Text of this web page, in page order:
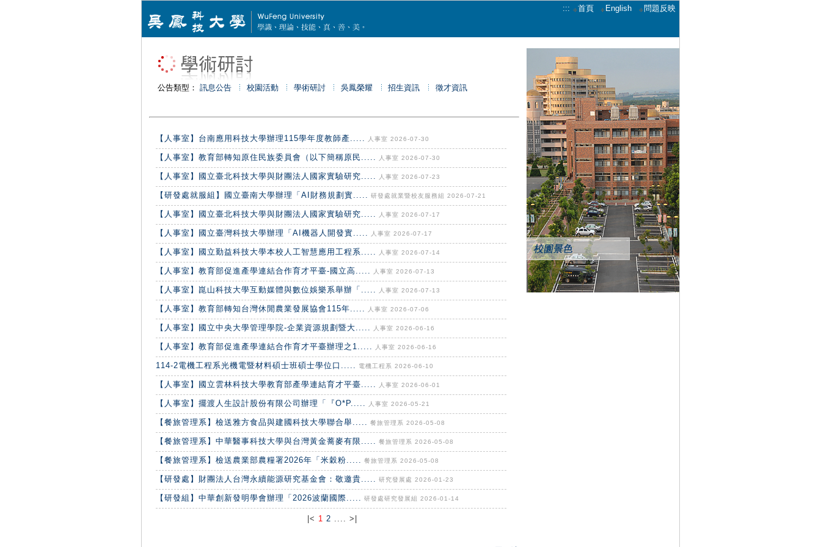
::: 首頁 English 問題反映
公告類型： 訊息公告 校園活動 學術研討 吳鳳榮耀 招生資訊 徵才資訊
【人事室】台南應用科技大學辦理115學年度教師產..... 人事室 2026-07-30
【人事室】教育部轉知原住民族委員會（以下簡稱原民..... 人事室 2026-07-30
【人事室】國立臺北科技大學與財團法人國家實驗研究..... 人事室 2026-07-23
【研發處就服組】國立臺南大學辦理「AI財務規劃實..... 研發處就業暨校友服務組 2026-07-21
【人事室】國立臺北科技大學與財團法人國家實驗研究..... 人事室 2026-07-17
【人事室】國立臺灣科技大學辦理「AI機器人開發實..... 人事室 2026-07-17
【人事室】國立勤益科技大學本校人工智慧應用工程系..... 人事室 2026-07-14
【人事室】教育部促進產學連結合作育才平臺-國立高..... 人事室 2026-07-13
【人事室】崑山科技大學互動媒體與數位娛樂系舉辦「..... 人事室 2026-07-13
【人事室】教育部轉知台灣休閒農業發展協會115年..... 人事室 2026-07-06
【人事室】國立中央大學管理學院-企業資源規劃暨大..... 人事室 2026-06-16
【人事室】教育部促進產學連結合作育才平臺辦理之1..... 人事室 2026-06-16
114-2電機工程系光機電暨材料碩士班碩士學位口..... 電機工程系 2026-06-10
【人事室】國立雲林科技大學教育部產學連結育才平臺..... 人事室 2026-06-01
【人事室】擺渡人生設計股份有限公司辦理「『O*P..... 人事室 2026-05-21
【餐旅管理系】​檢送雅方食品與建國科技大學聯合舉..... 餐旅管理系 2026-05-08
【餐旅管理系】中華醫事科技大學與台灣黃金蕎麥有限..... 餐旅管理系 2026-05-08
【餐旅管理系】檢送農業部農糧署2026年「米穀粉..... 餐旅管理系 2026-05-08
【研發處】財團法人台灣永續能源研究基金會：敬邀貴..... 研究發展處 2026-01-23
【研發組】中華創新發明學會辦理「2026波蘭國際..... 研發處研究發展組 2026-01-14
|< 1 2 .... >|